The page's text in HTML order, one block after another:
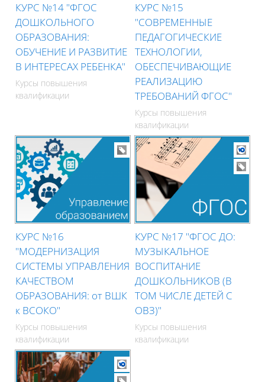
КУРС №14 "ФГОС
ДОШКОЛЬНОГО
ОБРАЗОВАНИЯ:
ОБУЧЕНИЕ И РАЗВИТИЕ
В ИНТЕРЕСАХ РЕБЕНКА"
Курсы повышения
квалификации
КУРС №15
"СОВРЕМЕННЫЕ
ПЕДАГОГИЧЕСКИЕ
ТЕХНОЛОГИИ,
ОБЕСПЕЧИВАЮЩИЕ
РЕАЛИЗАЦИЮ
ТРЕБОВАНИЙ ФГОС"
Курсы повышения
квалификации
КУРС №16
"МОДЕРНИЗАЦИЯ
СИСТЕМЫ УПРАВЛЕНИЯ
КАЧЕСТВОМ
ОБРАЗОВАНИЯ: от ВШК
к ВСОКО"
Курсы повышения
квалификации
КУРС №17 "ФГОС ДО:
МУЗЫКАЛЬНОЕ
ВОСПИТАНИЕ
ДОШКОЛЬНИКОВ (В
ТОМ ЧИСЛЕ ДЕТЕЙ С
ОВЗ)"
Курсы повышения
квалификации